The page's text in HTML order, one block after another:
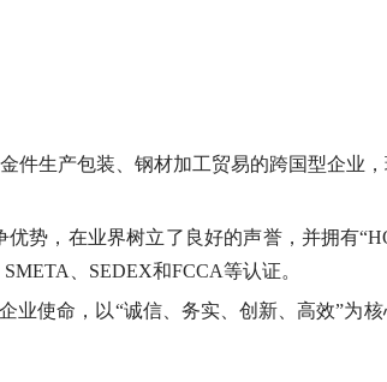
生产包装、钢材加工贸易的跨国型企业
势，在业界树立了良好的声誉，并拥有
、SEDEX和FCCA等认证。
使命，以“诚信、务实、创新、高效”为